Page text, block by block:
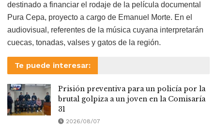
destinado a financiar el rodaje de la película documental
Pura Cepa, proyecto a cargo de Emanuel Morte. En el
audiovisual, referentes de la música cuyana interpretarán
cuecas, tonadas, valses y gatos de la región.
Te puede interesar:
Prisión preventiva para un policía por la
brutal golpiza a un joven en la Comisaría
31
2026/08/07